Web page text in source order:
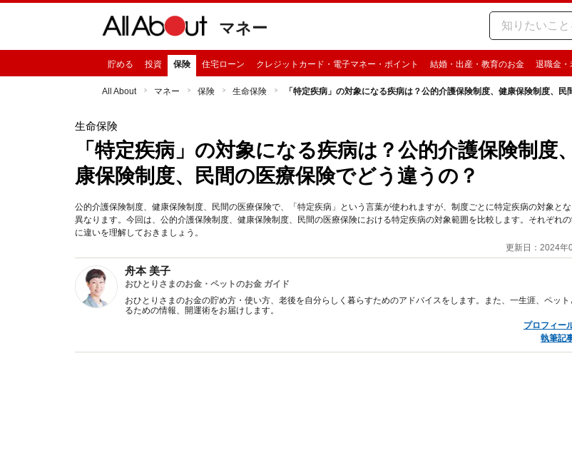
マネー
貯める 投資 保険 住宅ローン クレジットカード・電子マネー・ポイント 結婚・出産・教育のお金 退職金・
All About マネー 保険 生命保険 「特定疾病」の対象になる疾病は？公的介護保険制度、健康保険制度、民
生命保険
「特定疾病」の対象になる疾病は？公的介護保険制度
康保険制度、民間の医療保険でどう違うの？
公的介護保険制度、健康保険制度、民間の医療保険で、「特定疾病」という言葉が使われますが、制度ごとに特定疾病の対象と
異なります。今回は、公的介護保険制度、健康保険制度、民間の医療保険における特定疾病の対象範囲を比較します。それぞれの
に違いを理解しておきましょう。
更新日：2024年
舟本 美子
おひとりさまのお金・ペットのお金 ガイド
おひとりさまのお金の貯め方・使い方、老後を自分らしく暮らすためのアドバイスをします。また、一生涯、ペッ
るための情報、開運術をお届けします。
プロフィー
執筆記